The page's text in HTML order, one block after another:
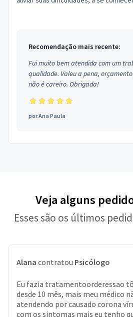
Recomendação mais recente:
Fui muito bem atendida com um
qualidade. Valeu a pena,
não é careiro. Obrigada!
porAna Paula
Veja alguns
Esses são os últimos
Alana contratou Psicólogo
Eu fazia tratamentoorderessao
desde 10 mês, mais meu médico
atendendo por causado corona
com os sintomas mais eu tenho